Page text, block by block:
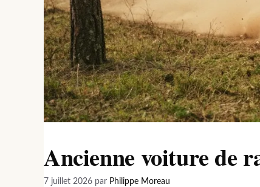
Ancienne voiture de
7 juillet 2026 par Philippe Moreau